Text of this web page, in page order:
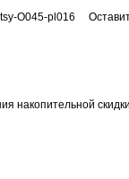
O045-pl016
накопительной скидки